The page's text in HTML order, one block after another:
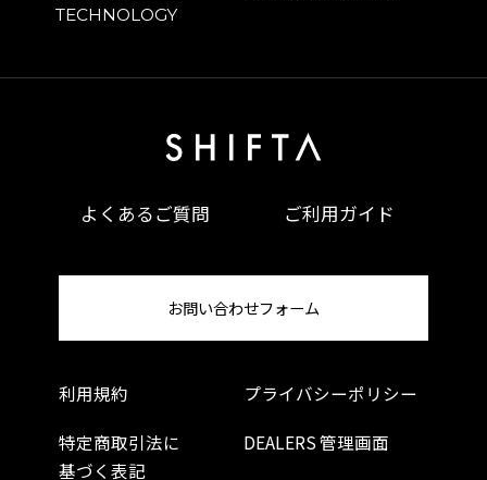
TECHNOLOGY
よくあるご質問 ご利用ガイド
利用規約 プライバシーポリシー
特定商取引法に
基づく表記
DEALERS 管理画面
お問い合わせフォーム